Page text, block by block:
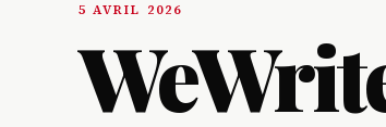
5 AVRIL 2026